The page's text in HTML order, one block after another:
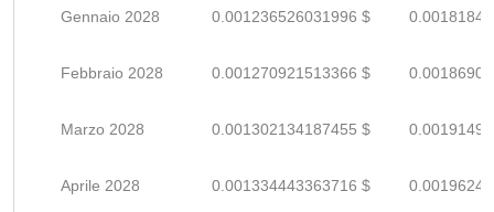
Gennaio 2028 0.001236526031996 $
Febbraio 2028 0.001270921513366 $
Marzo 2028 0.001302134187455 $
Aprile 2028 0.001334443363716 $